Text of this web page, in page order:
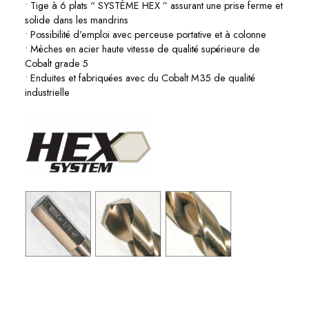
• Tige à 6 plats “ SYSTÈME HEX ” assurant une prise ferme et
solide dans les mandrins
• Possibilité d’emploi avec perceuse portative et à colonne
• Mèches en acier haute vitesse de qualité supérieure de
Cobalt grade 5
• Enduites et fabriquées avec du Cobalt M35 de qualité
industrielle